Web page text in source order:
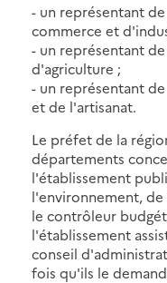
- un représentant
commerce et
- un représentant
d'agriculture ;
- un représentant
et de l'artisanat.
Le préfet de la
départements
l'établissement
l'environnement,
le contrôleur
l'établissement
conseil
fois qu'ils le